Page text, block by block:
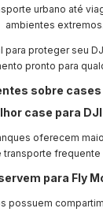
urbano até
ambientes extremos.
para proteger seu
pronto para
sobre cases
case para
oferecem
transporte
para Fly
possuem